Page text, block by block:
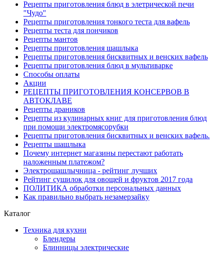
Рецепты приготовления блюд в элетрической печи
"Чудо"
Рецепты приготовления тонкого теста для вафель
Рецепты теста для пончиков
Рецепты мантов
Рецепты приготовления шашлыка
Рецепты приготовления бисквитных и венских вафель
Рецепты приготовления блюд в мультиварке
Способы оплаты
Акции
РЕЦЕПТЫ ПРИГОТОВЛЕНИЯ КОНСЕРВОВ В
АВТОКЛАВЕ
Рецепты драников
Рецепты из кулинарных книг для приготовления блюд
при помощи электромясорубки
Рецепты приготовления бисквитных и венских вафель.
Рецепты шашлыка
Почему интернет магазины перестают работать
наложенным платежом?
Электрошашлычница - рейтинг лучших
Рейтинг сушилок для овощей и фруктов 2017 года
ПОЛИТИКА обработки персональных данных
Как правильно выбрать незамерзайку
Каталог
Техника для кухни
Блендеры
Блинницы электрические